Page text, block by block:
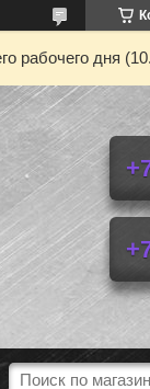
рабочего дня